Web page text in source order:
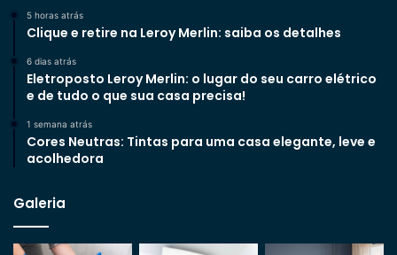
5 horas atrás
Clique e retire na Leroy Merlin: saiba os detalhes
6 dias atrás
Eletroposto Leroy Merlin: o lugar do seu carro elétrico
e de tudo o que sua casa precisa!
1 semana atrás
Cores Neutras: Tintas para uma casa elegante, leve e
acolhedora
Galeria